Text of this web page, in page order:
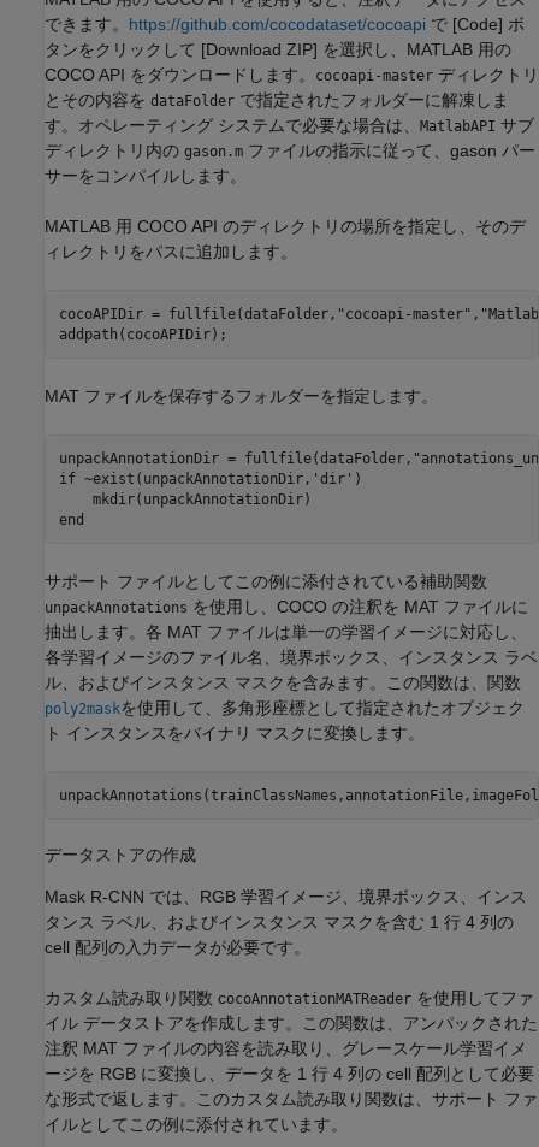
できます。 https://github.com/cocodataset/cocoapi で [Code] ボ
タンをクリックして [Download ZIP] を選択し、MATLAB 用の
COCO API をダウンロードします。
cocoapi-master ディレクトリ
とその内容を dataFolder で指定されたフォルダーに解凍しま
す。オペレーティング システムで必要な場合は、
MatlabAPI サブ
ディレクトリ内の gason.m ファイルの指示に従って、gason パー
サーをコンパイルします。
MATLAB 用 COCO API のディレクトリの場所を指定し、そのデ
ィレクトリをパスに追加します。
cocoAPIDir = fullfile(dataFolder, "cocoapi-master" ,
addpath(cocoAPIDir);
MAT ファイルを保存するフォルダーを指定します。
unpackAnnotationDir = fullfile(dataFolder,
if ~exist(unpackAnnotationDir, 'dir' )
end
サポート ファイルとしてこの例に添付されている補助関数
unpackAnnotations を使用し、COCO の注釈を MAT ファイルに
抽出します。各 MAT ファイルは単一の学習イメージに対応し、
各学習イメージのファイル名、境界ボックス、インスタンス ラベ
ル、およびインスタンス マスクを含みます。この関数は、関数
poly2maskを使用して、多角形座標として指定されたオブジェク
ト インスタンスをバイナリ マスクに変換します。
データストアの作成
Mask R-CNN では、RGB 学習イメージ、境界ボックス、インス
タンス ラベル、およびインスタンス マスクを含む 1 行 4 列の
cell 配列の入力データが必要です。
カスタム読み取り関数 cocoAnnotationMATReader を使用してファ
イル データストアを作成します。この関数は、アンパックされた
注釈 MAT ファイルの内容を読み取り、グレースケール学習イメ
ージを RGB に変換し、データを 1 行 4 列の cell 配列として必要
な形式で返します。このカスタム読み取り関数は、サポート ファ
イルとしてこの例に添付されています。